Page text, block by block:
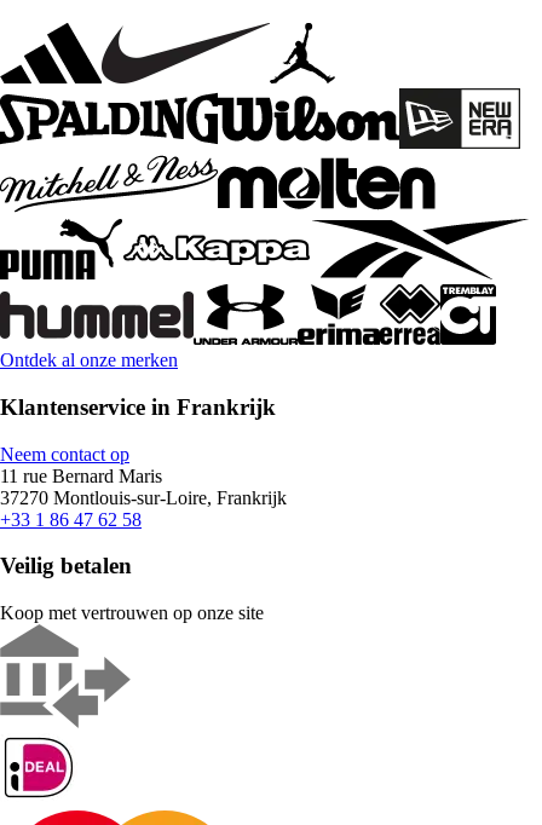
Ontdek al onze merken
Klantenservice in Frankrijk
Neem contact op
11 rue Bernard Maris
37270 Montlouis-sur-Loire, Frankrijk
+33 1 86 47 62 58
Veilig betalen
Koop met vertrouwen op onze site